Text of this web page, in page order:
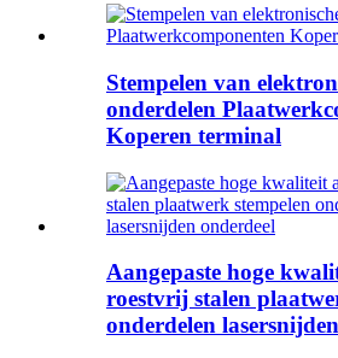
Stempelen van
onderdelen
Koperen terminal
Aangepaste hoge
roestvrij stalen
onderdelen